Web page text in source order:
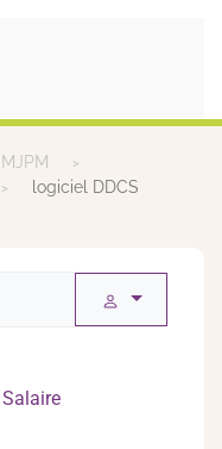
logiciel DDCS